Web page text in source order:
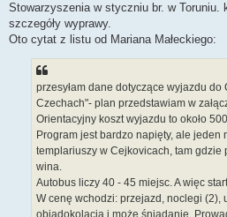
Stowarzyszenia w styczniu br. w Toruniu.
szczegóły wyprawy.
Oto cytat z listu od Mariana Małeckiego:
przesyłam dane dotyczące wyjazdu
Czechach"- plan przedstawiam w
Orientacyjny koszt wyjazdu to około 500
Program jest bardzo napięty, ale jeden
templariuszy w Cejkovicach, tam gdzie
wina.
Autobus liczy 40 - 45 miejsc. A więc
W cenę wchodzi: przejazd, noclegi (2),